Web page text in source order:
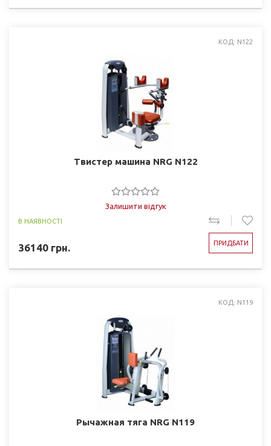
КОД: N122
Твистер машина NRG N122
Залишити відгук
В НАЯВНОСТІ
36140 грн. ПРИДБАТИ
КОД: N119
Рычажная тяга NRG N119